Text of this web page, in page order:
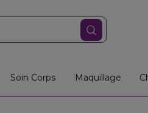
Soin Corps Maquillage